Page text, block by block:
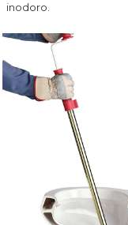
inodoro.